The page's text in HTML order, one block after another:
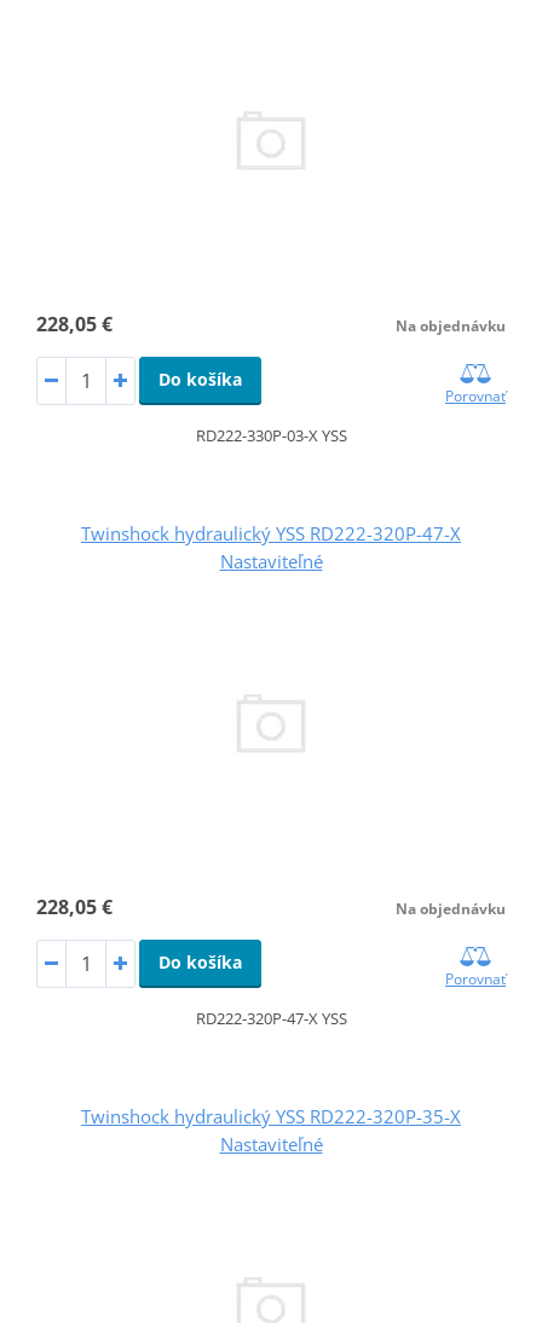
228,05 € Na objednávku
Do košíka
Porovnať
RD222-330P-03-X YSS
Twinshock hydraulický YSS RD222-320P-47-X
Nastaviteľné
228,05 € Na objednávku
Do košíka
Porovnať
RD222-320P-47-X YSS
Twinshock hydraulický YSS RD222-320P-35-X
Nastaviteľné